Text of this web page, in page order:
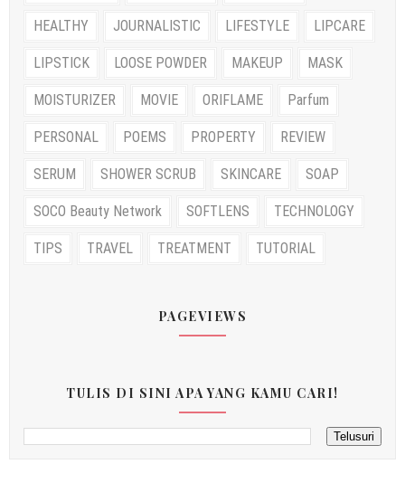
HEALTHY JOURNALISTIC LIFESTYLE LIPCARE
LIPSTICK LOOSE POWDER MAKEUP MASK
MOISTURIZER MOVIE ORIFLAME Parfum
PERSONAL POEMS PROPERTY REVIEW
SERUM SHOWER SCRUB SKINCARE SOAP
SOCO Beauty Network SOFTLENS TECHNOLOGY
TIPS TRAVEL TREATMENT TUTORIAL
PAGEVIEWS
TULIS DI SINI APA YANG KAMU CARI!